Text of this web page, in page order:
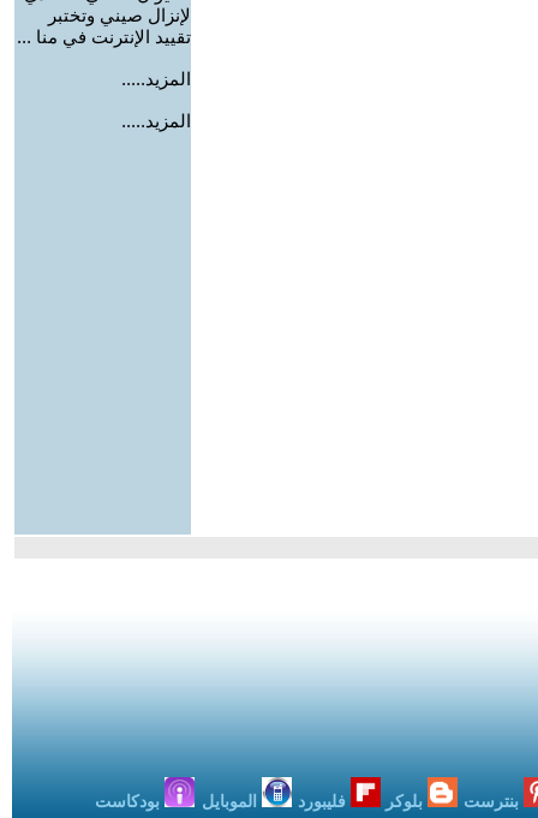
لإنزال صيني وتختبر
تقييد الإنترنت في منا ...
المزيد.....
المزيد.....
بنترست بلوكر فليبورد الموبايل بودكاست